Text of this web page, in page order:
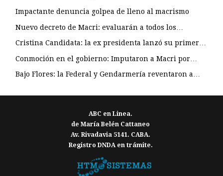
Impactante denuncia golpea de lleno al macrismo
Nuevo decreto de Macri: evaluarán a todos los…
Cristina Candidata: la ex presidenta lanzó su primer…
Conmoción en el gobierno: Imputaron a Macri por…
Bajo Flores: la Federal y Gendarmería reventaron a…
ABC en Linea.
de María Belén Cattaneo
Av. Rivadavia 5141. CABA.
Registro DNDA en trámite.